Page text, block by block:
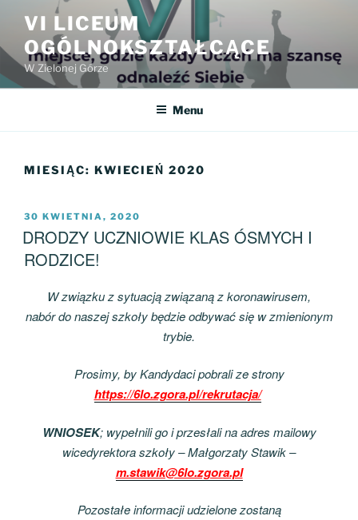
treści
VI LICEUM
OGÓLNOKSZTAŁCĄCE
W Zielonej Górze
Menu
MIESIĄC: KWIECIEŃ 2020
OPUBLIKOWANE
W
30 KWIETNIA, 2020
DRODZY UCZNIOWIE KLAS ÓSMYCH I
RODZICE!
W związku z sytuacją związanązkoronawirusem,
nabór do naszej szkoły będzie odbywać się w zmienionym
trybie.
Prosimy, by Kandydaci pobrali ze strony
https://6lo.zgora.pl/rekrutacja/
WNIOSEK; wypełnili go i przesłali na adres mailowy
wicedyrektora szkoły – Małgorzaty Stawik –
m.stawik@6lo.zgora.pl
Pozostałeinformacjiudzielone zostaną